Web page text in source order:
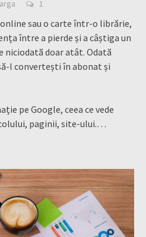
1
sau o carte într-o librărie,
între a pierde și a câștiga un
doar atât. Odată
l convertești în abonat și
pe Google, ceea ce vede
paginii, site-ului.…